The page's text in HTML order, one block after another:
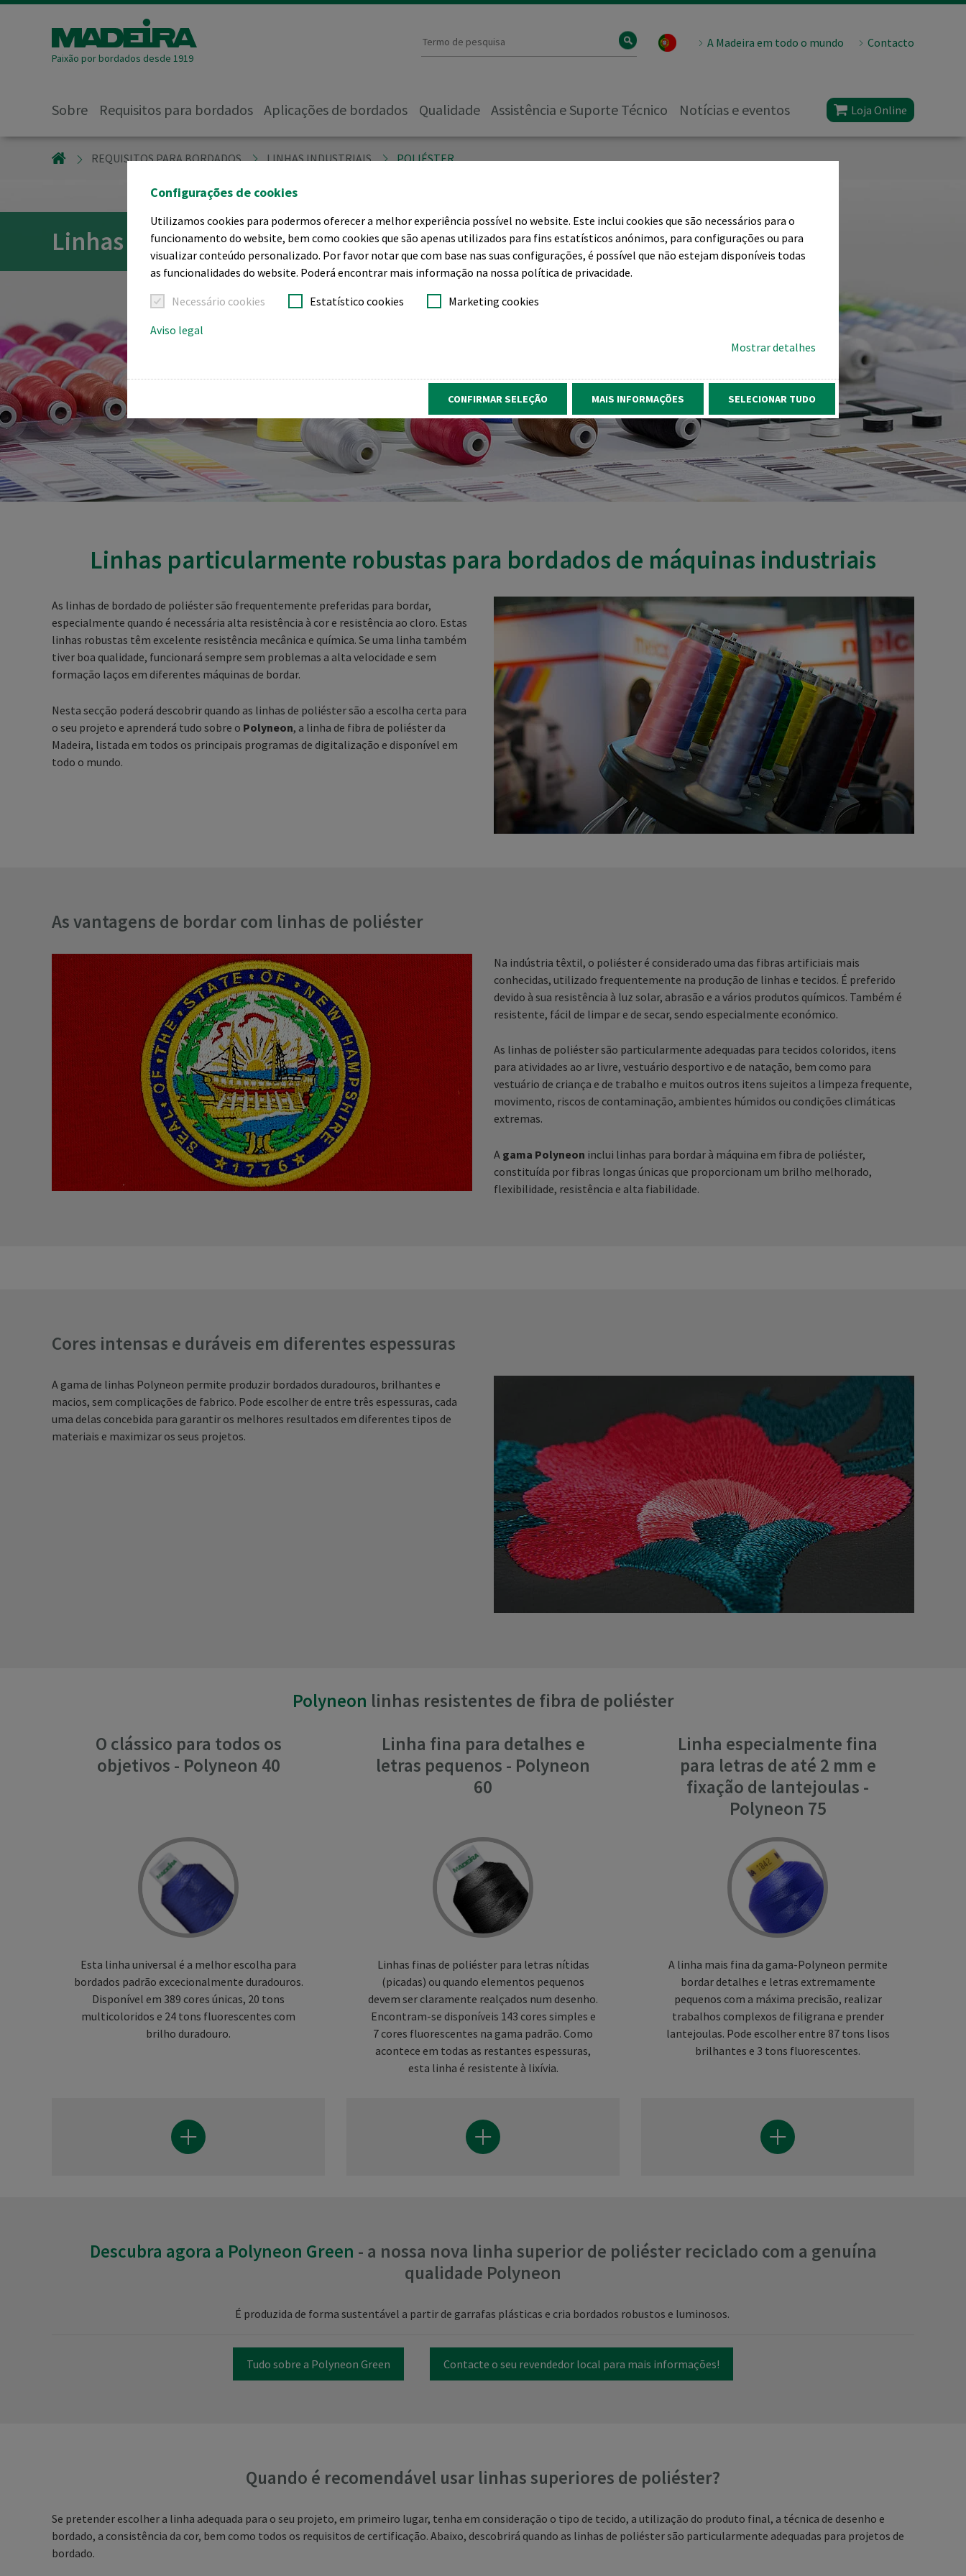
Configurações de cookies
Utilizamos cookies para podermos oferecer a melhor experiência possível no website. Este inclui cookies que são necessários para o
funcionamento do website, bem como cookies que são apenas utilizados para fins estatísticos anónimos, para configurações ou para
visualizar conteúdo personalizado. Por favor notar que com base nas suas configurações, é possível que não estejam disponíveis todas
as funcionalidades do website. Poderá encontrar mais informação na nossa política de privacidade.
Necessário cookies
Estatístico cookies
Marketing cookies
Aviso legal
Mostrar detalhes
CONFIRMAR SELEÇÃO MAIS INFORMAÇÕES SELECIONAR TUDO
Paixão por bordados desde 1919
A Madeira em todo o mundo Contacto
Sobre Requisitos para bordados Aplicações de bordados Qualidade Assistência e Suporte Técnico Notícias e eventos Loja Online
MADEIRA GARNFABRIK
REQUISITOS PARA BORDADOS LINHAS INDUSTRIAIS POLIÉSTER
Linhas de bordado de poliéster
Linhas particularmente robustas para bordados de máquinas industriais
As linhas de bordado de poliéster são frequentemente preferidas para bordar,
especialmente quando é necessária alta resistência à cor e resistência ao cloro. Estas
linhas robustas têm excelente resistência mecânica e química. Se uma linha também
tiver boa qualidade, funcionará sempre sem problemas a alta velocidade e sem
formação laços em diferentes máquinas de bordar.
Nesta secção poderá descobrir quando as linhas de poliéster são a escolha certa para
o seu projeto e aprenderá tudo sobre o Polyneon, a linha de fibra de poliéster da
Madeira, listada em todos os principais programas de digitalização e disponível em
todo o mundo.
As vantagens de bordar com linhas de poliéster
Na indústria têxtil, o poliéster é considerado uma das fibras artificiais mais
conhecidas, utilizado frequentemente na produção de linhas e tecidos. É preferido
devido à sua resistência à luz solar, abrasão e a vários produtos químicos. Também é
resistente, fácil de limpar e de secar, sendo especialmente económico.
As linhas de poliéster são particularmente adequadas para tecidos coloridos, itens
para atividades ao ar livre, vestuário desportivo e de natação, bem como para
vestuário de criança e de trabalho e muitos outros itens sujeitos a limpeza frequente,
movimento, riscos de contaminação, ambientes húmidos ou condições climáticas
extremas.
A gama Polyneon inclui linhas para bordar à máquina em fibra de poliéster,
constituída por fibras longas únicas que proporcionam um brilho melhorado,
flexibilidade, resistência e alta fiabilidade.
Cores intensas e duráveis em diferentes espessuras
A gama de linhas Polyneon permite produzir bordados duradouros, brilhantes e
macios, sem complicações de fabrico. Pode escolher de entre três espessuras, cada
uma delas concebida para garantir os melhores resultados em diferentes tipos de
materiais e maximizar os seus projetos.
Polyneon linhas resistentes de fibra de poliéster
O clássico para todos os
objetivos - Polyneon 40
Esta linha universal é a melhor escolha para
bordados padrão excecionalmente duradouros.
Disponível em 389 cores únicas, 20 tons
multicoloridos e 24 tons fluorescentes com
brilho duradouro.
Linha fina para detalhes e
letras pequenos - Polyneon
60
Linhas finas de poliéster para letras nítidas
(picadas) ou quando elementos pequenos
devem ser claramente realçados num desenho.
Encontram-se disponíveis 143 cores simples e
7 cores fluorescentes na gama padrão. Como
acontece em todas as restantes espessuras,
esta linha é resistente à lixívia.
Linha especialmente fina
para letras de até 2 mm e
fixação de lantejoulas -
Polyneon 75
A linha mais fina da gama-Polyneon permite
bordar detalhes e letras extremamente
pequenos com a máxima precisão, realizar
trabalhos complexos de filigrana e prender
lantejoulas. Pode escolher entre 87 tons lisos
brilhantes e 3 tons fluorescentes.
Descubra agora a Polyneon Green - a nossa nova linha superior de poliéster reciclado com a genuína
qualidade Polyneon
É produzida de forma sustentável a partir de garrafas plásticas e cria bordados robustos e luminosos.
Tudo sobre a Polyneon Green Contacte o seu revendedor local para mais informações!
Quando é recomendável usar linhas superiores de poliéster?
Se pretender escolher a linha adequada para o seu projeto, em primeiro lugar, tenha em consideração o tipo de tecido, a utilização do produto final, a técnica de desenho e
bordado, a consistência da cor, bem como todos os requisitos de certificação. Abaixo, descobrirá quando as linhas de poliéster são particularmente adequadas para projetos de
bordado.